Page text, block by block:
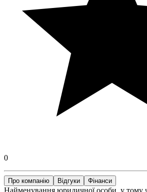
0
Про компанію Відгуки Фінанси
Найменування юридичної особи, у тому